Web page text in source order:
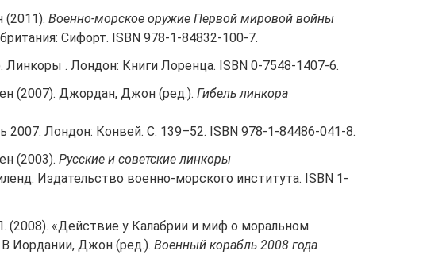
Военно-морское оружие Первой мировой войны
Сифорт. ISBN 978-1-84832-100-7.
Линкоры . Лондон: Книги Лоренца. ISBN 0-7548-1407-6.
(2007). Джордан, Джон (ред.). Гибель линкора
2007. Лондон: Конвей. С. 139–52. ISBN 978-1-84486-041-8.
(2003). Русские и советские линкоры
Издательство военно-морского института. ISBN 1-
(2008). «Действие у Калабрии и миф о моральном
Иордании, Джон (ред.). Военный корабль 2008 года